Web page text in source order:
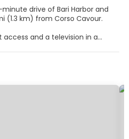
minute drive of Bari Harbor and
0.8 mi (1.3 km) from Corso Cavour.
and a television in a
bathrooms with bathtubs
and desks.
room service (during limited
from 7:00 AM to 10:00 AM.